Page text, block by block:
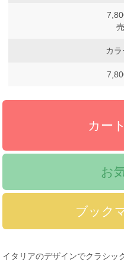
カ
お
イタリアのデザインでクラシッ